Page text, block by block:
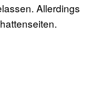
Allerdings